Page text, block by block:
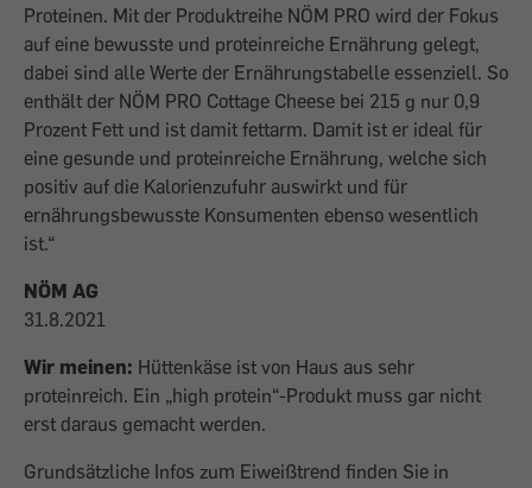
Proteinen. Mit der Produktreihe NÖM PRO wird der Fokus
auf eine bewusste und proteinreiche Ernährung gelegt,
dabei sind alle Werte der Ernährungstabelle essenziell. So
enthält der NÖM PRO Cottage Cheese bei 215 g nur 0,9
Prozent Fett und ist damit fettarm. Damit ist er ideal für
eine gesunde und proteinreiche Ernährung, welche sich
positiv auf die Kalorienzufuhr auswirkt und für
ernährungsbewusste Konsumenten ebenso wesentlich
ist.“
NÖM AG
31.8.2021
Wir meinen: Hüttenkäse ist von Haus aus sehr
proteinreich. Ein „high protein“-Produkt muss gar nicht
erst daraus gemacht werden.
Grundsätzliche Infos zum Eiweißtrend finden Sie in